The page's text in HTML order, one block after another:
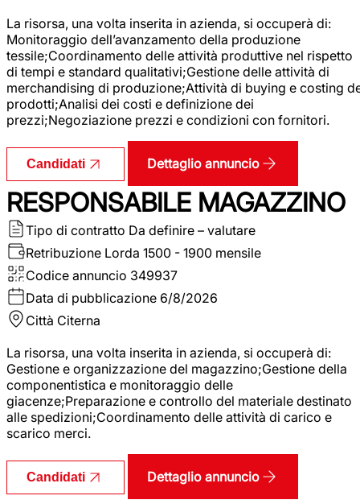
La risorsa, una volta inserita in azienda, si occuperà di:
Monitoraggio dell’avanzamento della produzione
tessile;Coordinamento delle attività produttive nel rispetto
di tempi e standard qualitativi;Gestione delle attività di
merchandising di produzione;Attività di buying e costing
prodotti;Analisi dei costi e definizione dei
prezzi;Negoziazione prezzi e condizioni con fornitori.
Candidati Dettaglio annuncio
RESPONSABILE MAGAZZINO
Tipo di contratto Da definire – valutare
Retribuzione Lorda 1500 - 1900 mensile
Codice annuncio 349937
Data di pubblicazione 6/8/2026
Città Citerna
La risorsa, una volta inserita in azienda, si occuperà di:
Gestione e organizzazione del magazzino;Gestione della
componentistica e monitoraggio delle
giacenze;Preparazione e controllo del materiale destinato
alle spedizioni;Coordinamento delle attività di carico e
scarico merci.
Candidati Dettaglio annuncio